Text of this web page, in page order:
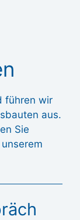
führen wir
aus.
Sie